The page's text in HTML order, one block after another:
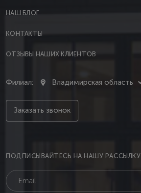
НАШ БЛОГ
КОНТАКТЫ
ОТЗЫВЫ НАШИХ КЛИЕНТОВ
Филиал: Владимирская область
Заказать звонок
ПОДПИСЫВАЙТЕСЬ НА НАШУ РАССЫЛКУ